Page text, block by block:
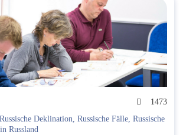
1473
Russische Deklination, Russische Fälle, Russische
Russland